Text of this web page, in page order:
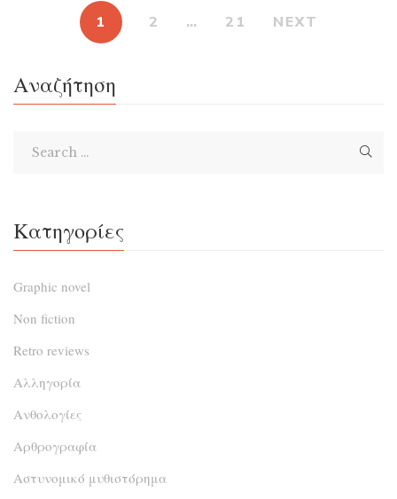
πρώτο βήμα ανεξαρτησίας από τη μητρική αγκαλιά και να
κατανοήσουν τον εαυτό τους. Ας τα δούμε αναυλυτικά.
1 2 … 21 NEXT
Αναζήτηση
Κατηγορίες
Graphic novel
Non fiction
Retro reviews
Αλληγορία
Ανθολογίες
Αρθρογραφία
Αστυνομικό μυθιστόρημα